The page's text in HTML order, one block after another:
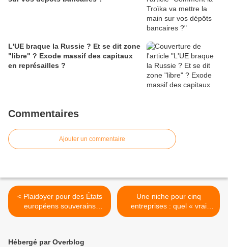
L'UE braque la Russie ? Et se dit zone
"libre" ? Exode massif des capitaux
en représailles ?
Commentaires
Ajouter un commentaire
< Plaidoyer pour des États
européens souverains
(Mecanopolis)
Une niche pour cinq
entreprises : quel « vrai
coût » pour l’Etat ? >
Hébergé par Overblog